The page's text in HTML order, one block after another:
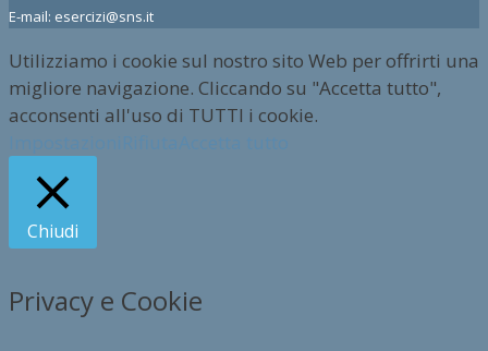
E-mail: esercizi@sns.it
Utilizziamo i cookie sul nostro sito Web per offrirti una
migliore navigazione. Cliccando su "Accetta tutto",
acconsenti all'uso di TUTTI i cookie.
Chiudi
Privacy e Cookie